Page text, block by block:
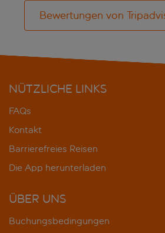
Bewertungen von
NÜTZLICHE LINKS
FAQs
Kontakt
Barrierefreies Reisen
Die App herunterladen
ÜBER UNS
Buchungsbedingungen